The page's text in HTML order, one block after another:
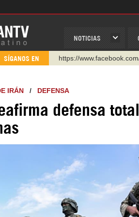
NOTICIAS
SÍGANOS EN
https://
https://t.me/hispantvcanal
WhatsApp y Viber: +98
https://
IRÁN / DEFENSA
defensa